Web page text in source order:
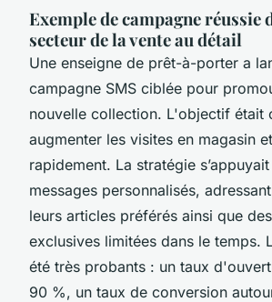
Exemple de campagne réussie
secteur de la vente au détail
Une enseigne de prêt-à-porter a
campagne SMS ciblée pour
nouvelle collection. L'objectif était
augmenter les visites en magasin
rapidement. La stratégie
messages personnalisés,
leurs articles préférés ainsi que
exclusives limitées dans le temps.
été très probants : un taux
90 %, un taux de conversion